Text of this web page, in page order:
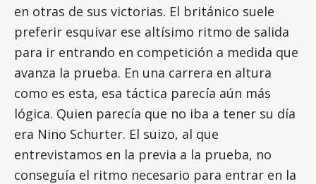
en otras de sus victorias. El británico suele
preferir esquivar ese altísimo ritmo de salida
para ir entrando en competición a medida que
avanza la prueba. En una carrera en altura
como es esta, esa táctica parecía aún más
lógica. Quien parecía que no iba a tener su día
era Nino Schurter. El suizo, al que
entrevistamos en la previa a la prueba, no
conseguía el ritmo necesario para entrar en la